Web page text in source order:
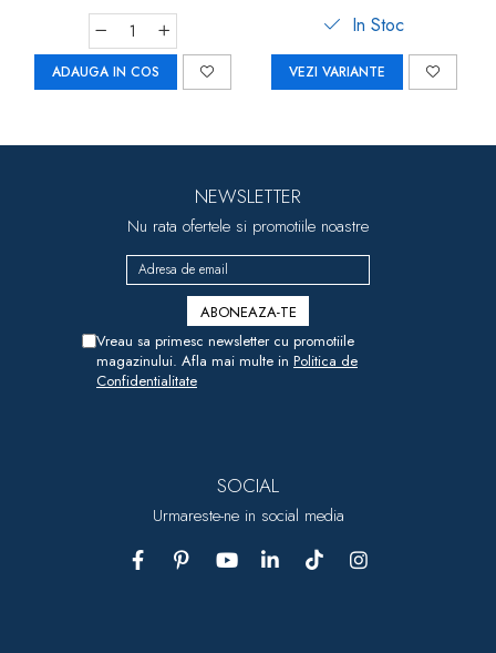
ADAUGA IN COS
In Stoc
VEZI VARIANTE
NEWSLETTER
Nu rata ofertele si promotiile noastre
Vreau sa primesc newsletter cu promotiile
magazinului. Afla mai multe in Politica de
Confidentialitate
SOCIAL
Urmareste-ne in social media